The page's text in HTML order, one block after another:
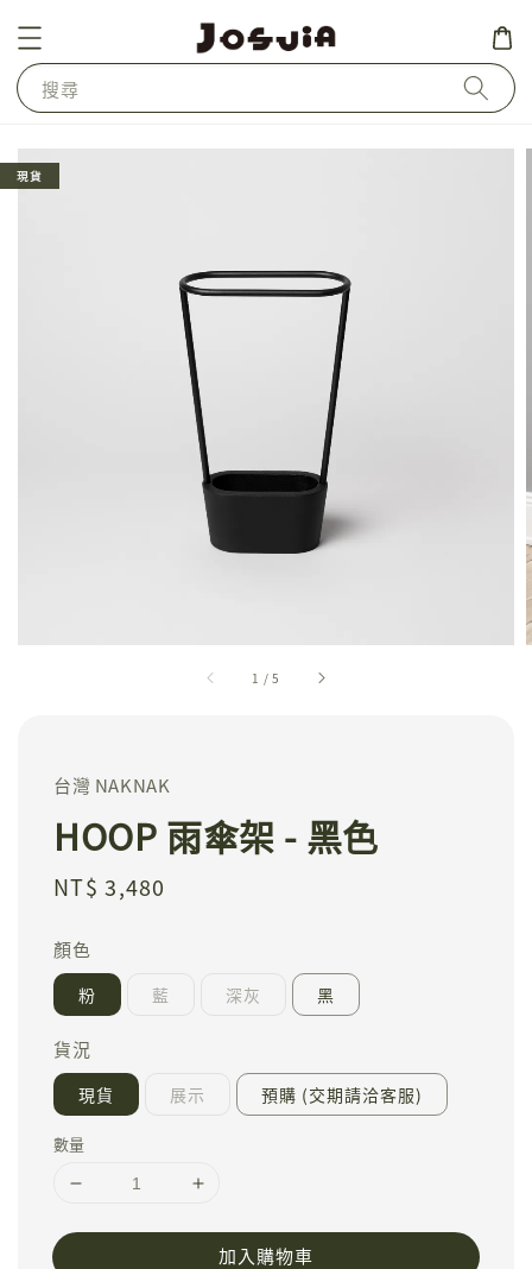
搜尋
1 /5
現貨
台灣 NAKNAK
HOOP 雨傘架 - 黑色
Regular
NT$ 3,480
顏色
粉 藍 深灰 黑
貨況
現貨 展示 預購 (交期請洽客服)
數量
加入購物車